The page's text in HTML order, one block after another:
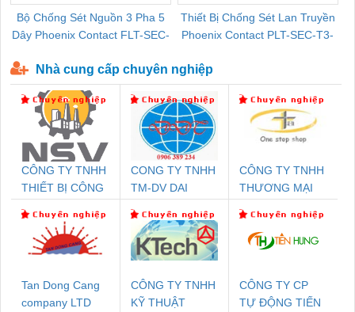
Bộ Chống Sét Nguồn 3 Pha 5
Dây Phoenix Contact FLT-SEC-
Thiết Bị Chống Sét Lan Truyền
Phoenix Contact PLT-SEC-T3-
Nhà cung cấp chuyên nghiệp
CÔNG TY TNHH
THIẾT BỊ CÔNG
SETSUBI VIỆT
NAM
CONG TY TNHH
TM-DV DAI
CÔNG TY TNHH
THƯƠNG MẠI
NAM
Tan Dong Cang
company LTD
CÔNG TY TNHH
KỸ THUẬT
CÔNG TY CP
TỰ ĐỘNG TIẾN